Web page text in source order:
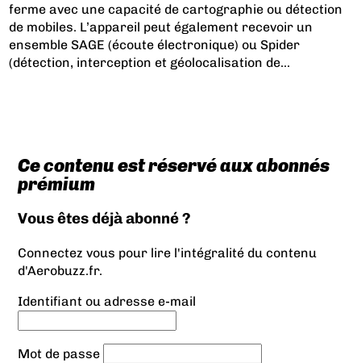
ferme avec une capacité de cartographie ou détection
de mobiles. L’appareil peut également recevoir un
ensemble SAGE (écoute électronique) ou Spider
(détection, interception et géolocalisation de...
Ce contenu est réservé aux abonnés
prémium
Vous êtes déjà abonné ?
Connectez vous pour lire l'intégralité du contenu
d'Aerobuzz.fr.
Identifiant ou adresse e-mail
Mot de passe